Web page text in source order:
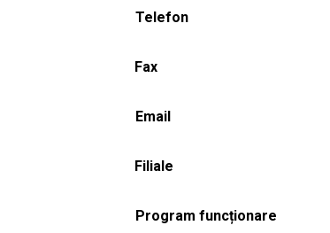
Telefon
Fax
Email
Filiale
Program funcționare